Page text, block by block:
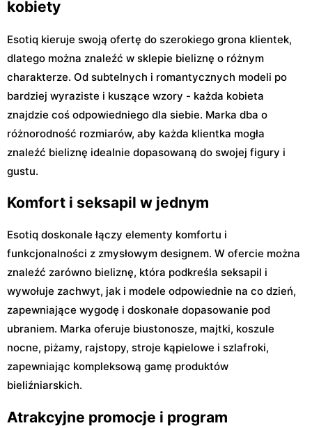
kobiety
Esotiq kieruje swoją ofertę do szerokiego grona klientek,
dlatego można znaleźć w sklepie bieliznę o różnym
charakterze. Od subtelnych i romantycznych modeli po
bardziej wyraziste i kuszące wzory - każda kobieta
znajdzie coś odpowiedniego dla siebie. Marka dba o
różnorodność rozmiarów, aby każda klientka mogła
znaleźć bieliznę idealnie dopasowaną do swojej figury i
gustu.
Komfort i seksapil w jednym
Esotiq doskonale łączy elementy komfortu i
funkcjonalności z zmysłowym designem. W ofercie można
znaleźć zarówno bieliznę, która podkreśla seksapil i
wywołuje zachwyt, jak i modele odpowiednie na co dzień,
zapewniające wygodę i doskonałe dopasowanie pod
ubraniem. Marka oferuje biustonosze, majtki, koszule
nocne, piżamy, rajstopy, stroje kąpielowe i szlafroki,
zapewniając kompleksową gamę produktów
bieliźniarskich.
Atrakcyjne promocje i program